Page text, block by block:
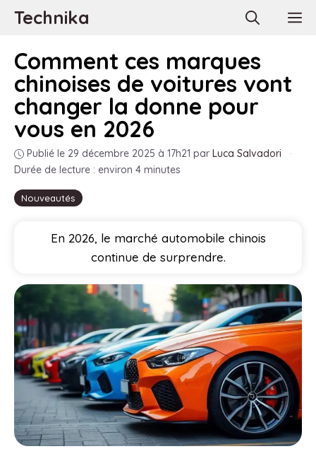
AllerTechnika
Nouveautés
Comment ces marques
chinoises de voitures vont
changer la donne pour
vous en 2026
Publié le 29 décembre 2025 à 17h21 par Luca Salvadori
·
Durée de lecture : environ 4 minutes
En 2026, le marché automobile chinois
continue de surprendre.